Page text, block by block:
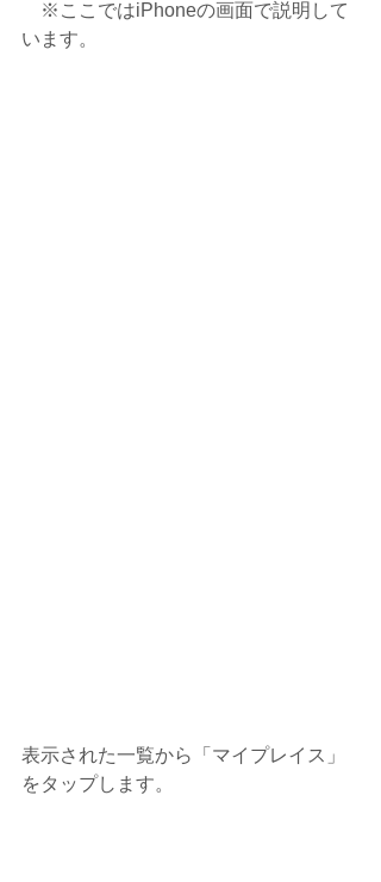
※ここではiPhoneの画面で説明して
います。
表示された一覧から「マイプレイス」
をタップします。